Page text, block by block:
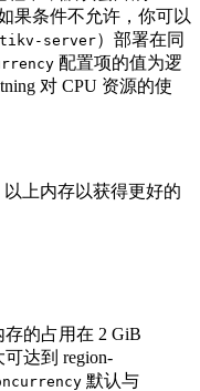
果条件不允许，你可以
tikv-server）部署在同
配置项的值为逻
对 CPU 资源的使
以上内存以获得更好的
的占用在 2 GiB
达到 region-
默认与